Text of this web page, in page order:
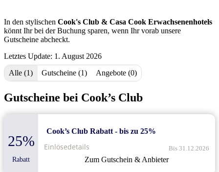
In den stylischen Cook's Club & Casa Cook Erwachsenenhotels
könnt Ihr bei der Buchung sparen, wenn Ihr vorab unsere
Gutscheine abcheckt.
Letztes Update: 1. August 2026
Alle (1)
Gutscheine (1) Angebote (0)
Gutscheine bei Cook’s Club
25%
Rabatt
Cook’s Club Rabatt - bis zu 25%
Zum Gutschein & Anbieter
Bis 31.12.2026
Einlösedetails